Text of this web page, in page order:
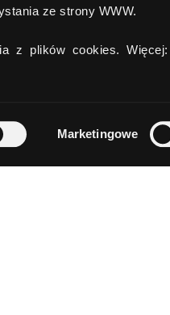
ze strony WWW.
z plików cookies. Więcej:
Marketingowe